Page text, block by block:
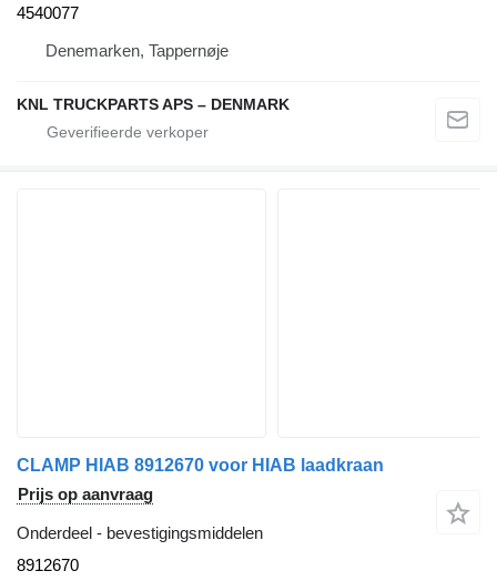
4540077
Denemarken, Tappernøje
KNL TRUCKPARTS APS – DENMARK
CLAMP HIAB 8912670 voor HIAB laadkraan
Prijs op aanvraag
Onderdeel - bevestigingsmiddelen
8912670